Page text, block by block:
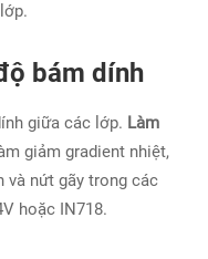
bám dính
giữa các lớp. Làm
giảm gradient nhiệt,
và nứt gãy trong các
hoặc IN718.